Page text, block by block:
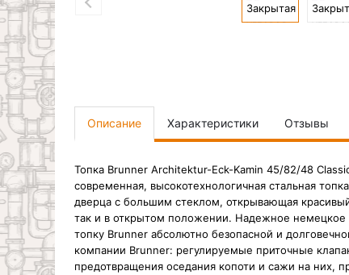
Описание Характеристики Отзывы
Топка Brunner Architektur-Eck-Kamin 45/82/48
современная, высокотехнологичная стальная
дверца с большим стеклом, открывающая
так и в открытом положении. Надежное немецкое
топку Brunner абсолютно безопасной и
компании Brunner: регулируемые приточные
предотвращения оседания копоти и сажи на них,